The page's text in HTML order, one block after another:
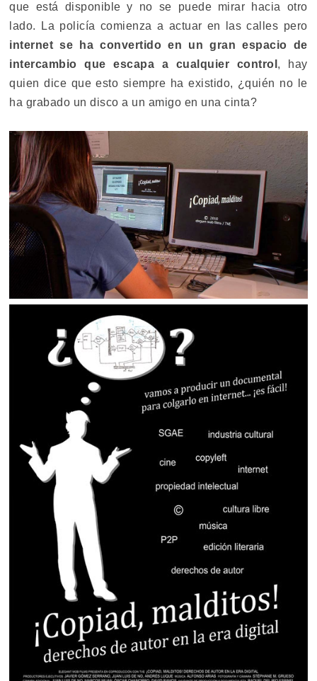
que está disponible y no se puede mirar hacia otro
lado. La policía comienza a actuar en las calles pero
internet se ha convertido en un gran espacio de
intercambio que escapa a cualquier control , hay
quien dice que esto siempre ha existido, ¿quién no le
ha grabado un disco a un amigo en una cinta?